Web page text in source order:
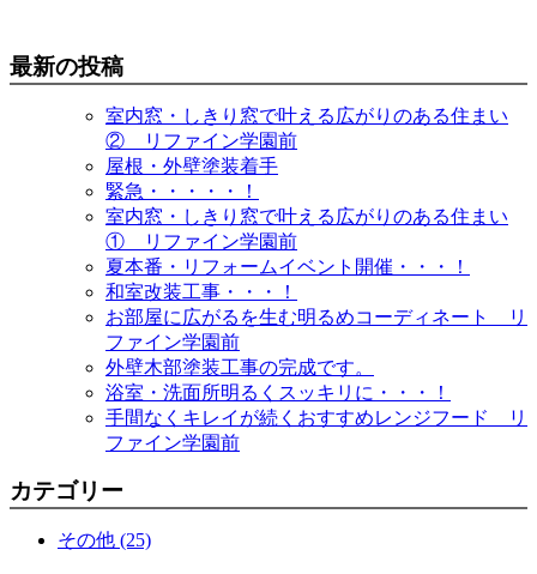
最新の投稿
室内窓・しきり窓で叶える広がりのある住まい
② リファイン学園前
屋根・外壁塗装着手
緊急・・・・・！
室内窓・しきり窓で叶える広がりのある住まい
① リファイン学園前
夏本番・リフォームイベント開催・・・！
和室改装工事・・・！
お部屋に広がるを生む明るめコーディネート リ
ファイン学園前
外壁木部塗装工事の完成です。
浴室・洗面所明るくスッキリに・・・！
手間なくキレイが続くおすすめレンジフード リ
ファイン学園前
カテゴリー
その他 (25)